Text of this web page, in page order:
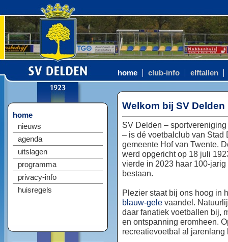
home club-info elftallen
home
nieuws
agenda
uitslagen
programma
privacy-info
huisregels
Welkom bij SV Delden
SV Delden –
– is dé voetbalclub van Stad
gemeente Hof van Twente.
werd opgericht op 18 juli
vierde in 2023 haar 100-jarig
bestaan.
Plezier staat bij ons hoog in
blauw-gele vaandel.
daar fanatiek voetballen bij,
en ontspanning eromheen.
recreatievoetbal al jarenlang